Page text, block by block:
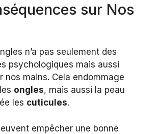
sur Nos
n’a pas seulement des
psychologiques mais aussi
nos mains. Cela endommage
ongles, mais aussi la peau
les cuticules.
empêcher une bonne